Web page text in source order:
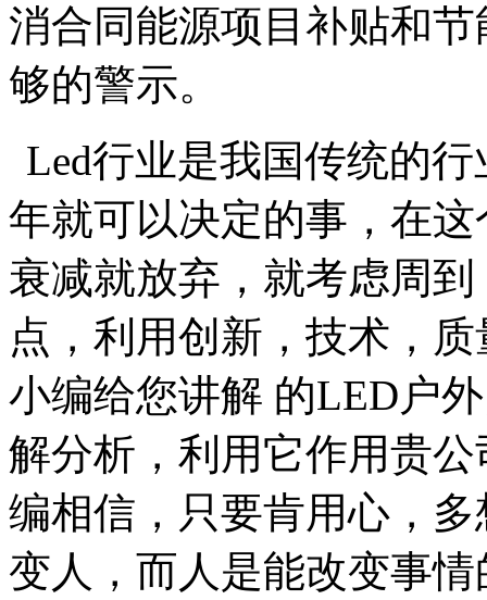
消合同能源项目补贴和
够的警示。
Led行业是我国传统的
年就可以决定的事，在
衰减就放弃，就考虑周
点，利用创新，技术，
小编给您讲解 的LED户
解分析，利用它作用贵
编相信，只要肯用心，
变人，而人是能改变事情